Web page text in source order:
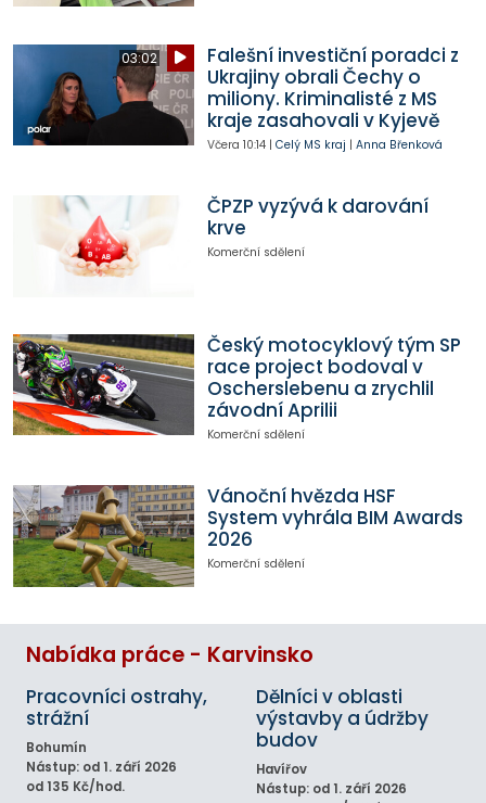
03:02
Falešní investiční poradci z
Ukrajiny obrali Čechy o
miliony. Kriminalisté z MS
kraje zasahovali v Kyjevě
Včera 10:14| Celý MS kraj | Anna Břenková
ČPZP vyzývá k darování
krve
Komerční sdělení
Český motocyklový tým SP
race project bodoval v
Oscherslebenu a zrychlil
závodní Aprilii
Komerční sdělení
Vánoční hvězda HSF
System vyhrála BIM Awards
2026
Komerční sdělení
Nabídka práce - Karvinsko
Pracovníci ostrahy,
strážní
Bohumín
Nástup: od 1. září 2026
od 135 Kč/hod.
Dělníci v oblasti
výstavby a údržby
budov
Havířov
Nástup: od 1. září 2026